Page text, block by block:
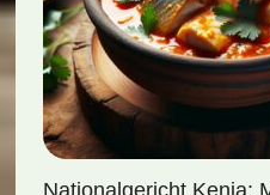
Nationalgericht Kenia: